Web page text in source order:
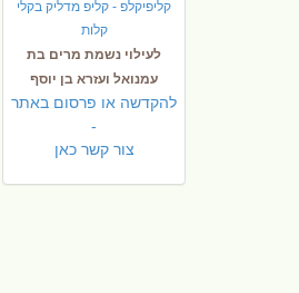
קליפיקלפ - קליפ מדליק בקלי
קלות
לעילוי נשמת מרים בת
עמנואל ועזרא בן יוסף
להקדשה או פרסום באתר
-
צור קשר כאן